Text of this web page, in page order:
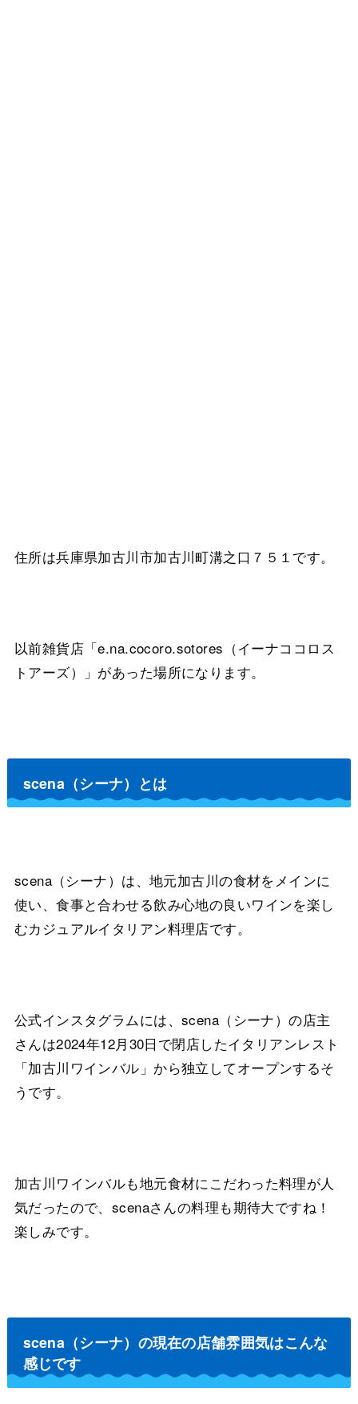
住所は兵庫県加古川市加古川町溝之口７５１です。
以前雑貨店「e.na.cocoro.sotores（イーナココロス
トアーズ）」があった場所になります。
scena（シーナ）とは
scena（シーナ）は、地元加古川の食材をメインに
使い、食事と合わせる飲み心地の良いワインを楽し
むカジュアルイタリアン料理店です。
公式インスタグラムには、scena（シーナ）の店主
さんは2024年12月30日で閉店したイタリアンレスト
「加古川ワインバル」から独立してオープンするそ
うです。
加古川ワインバルも地元食材にこだわった料理が人
気だったので、scenaさんの料理も期待大ですね！
楽しみです。
scena（シーナ）の現在の店舗雰囲気はこんな
感じです